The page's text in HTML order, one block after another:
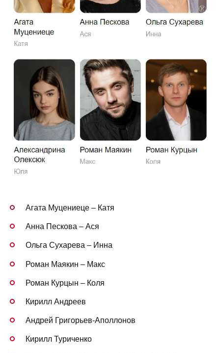
Агата Муцениеце – Катя
Анна Пескова – Ася
Ольга Сухарева – Инна
Роман Маякин – Макс
Роман Курцын – Коля
Кирилл Андреев
Андрей Григорьев-Аполлонов
Кирилл Туриченко